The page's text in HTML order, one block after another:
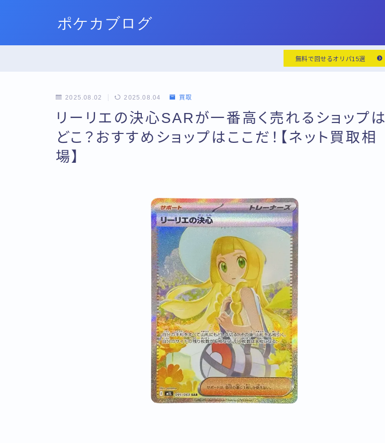
ポケカブログ
無料で回せるオリパ15選
2025.08.02 2025.08.04 買取
リーリエの決心SARが一番高く売れるショップは
どこ？おすすめショップはここだ！【ネット買取相
場】